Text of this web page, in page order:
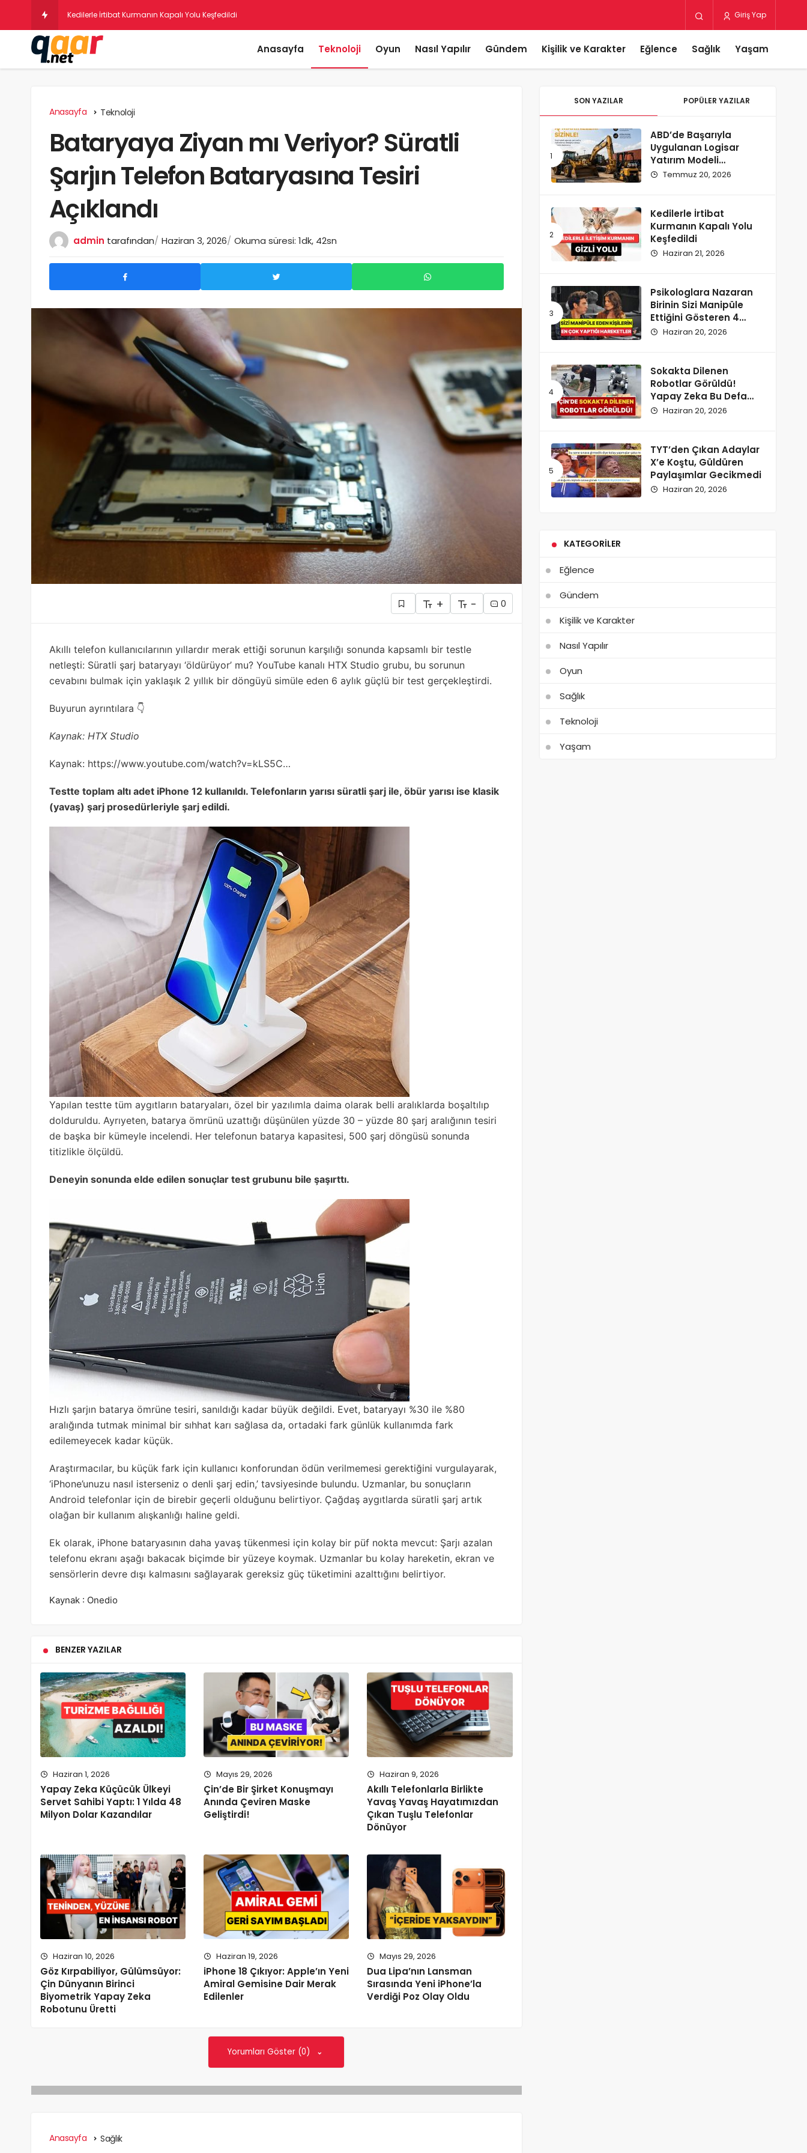
Psikologlara Naza Giriş Yap
Anasayfa Teknoloji Oyun Nasıl Yapılır Gündem Kişilik ve Karakter Eğlence Sağlık Yaşam
Anasayfa Teknoloji
Bataryaya Ziyan mı Veriyor? Süratli
Şarjın Telefon Bataryasına Tesiri
Açıklandı
admin tarafından Haziran 3, 2026 Okuma süresi: 1dk, 42sn
+ - 0
Akıllı telefon kullanıcılarının yıllardır merak ettiği sorunun karşılığı sonunda kapsamlı bir testle
netleşti: Süratli şarj bataryayı ‘öldürüyor’ mu? YouTube kanalı HTX Studio grubu, bu sorunun
cevabını bulmak için yaklaşık 2 yıllık bir döngüyü simüle eden 6 aylık güçlü bir test gerçekleştirdi.
Buyurun ayrıntılara 👇
Kaynak: HTX Studio
Kaynak: https://www.youtube.com/watch?v=kLS5C…
Testte toplam altı adet iPhone 12 kullanıldı. Telefonların yarısı süratli şarj ile, öbür yarısı ise klasik
(yavaş) şarj prosedürleriyle şarj edildi.
Yapılan testte tüm aygıtların bataryaları, özel bir yazılımla daima olarak belli aralıklarda boşaltılıp
dolduruldu. Ayrıyeten, batarya ömrünü uzattığı düşünülen yüzde 30 – yüzde 80 şarj aralığının tesiri
de başka bir kümeyle incelendi. Her telefonun batarya kapasitesi, 500 şarj döngüsü sonunda
titizlikle ölçüldü.
Deneyin sonunda elde edilen sonuçlar test grubunu bile şaşırttı.
Hızlı şarjın batarya ömrüne tesiri, sanıldığı kadar büyük değildi. Evet, bataryayı %30 ile %80
aralığında tutmak minimal bir sıhhat karı sağlasa da, ortadaki fark günlük kullanımda fark
edilemeyecek kadar küçük.
Araştırmacılar, bu küçük fark için kullanıcı konforundan ödün verilmemesi gerektiğini vurgulayarak,
‘iPhone’unuzu nasıl isterseniz o denli şarj edin,’ tavsiyesinde bulundu. Uzmanlar, bu sonuçların
Android telefonlar için de birebir geçerli olduğunu belirtiyor. Çağdaş aygıtlarda süratli şarj artık
olağan bir kullanım alışkanlığı haline geldi.
Ek olarak, iPhone bataryasının daha yavaş tükenmesi için kolay bir püf nokta mevcut: Şarjı azalan
telefonu ekranı aşağı bakacak biçimde bir yüzeye koymak. Uzmanlar bu kolay hareketin, ekran ve
sensörlerin devre dışı kalmasını sağlayarak gereksiz güç tüketimini azalttığını belirtiyor.
Kaynak : Onedio
BENZER YAZILAR
Haziran 1, 2026
Yapay Zeka Küçücük Ülkeyi
Servet Sahibi Yaptı: 1 Yılda 48
Milyon Dolar Kazandılar
Mayıs 29, 2026
Çin’de Bir Şirket Konuşmayı
Anında Çeviren Maske
Geliştirdi!
Haziran 9, 2026
Akıllı Telefonlarla Birlikte
Yavaş Yavaş Hayatımızdan
Çıkan Tuşlu Telefonlar
Dönüyor
Haziran 10, 2026
Göz Kırpabiliyor, Gülümsüyor:
Çin Dünyanın Birinci
Biyometrik Yapay Zeka
Robotunu Üretti
Haziran 19, 2026
iPhone 18 Çıkıyor: Apple’ın Yeni
Amiral Gemisine Dair Merak
Edilenler
Mayıs 29, 2026
Dua Lipa’nın Lansman
Sırasında Yeni iPhone’la
Verdiği Poz Olay Oldu
Yorumları Göster (0)
Anasayfa Sağlık
SON YAZILAR POPÜLER YAZILAR
ABD’de Başarıyla
Uygulanan Logisar
Yatırım Modeli
Türkiye’ye Geliyor
Temmuz 20, 2026
Kedilerle İrtibat
Kurmanın Kapalı Yolu
Keşfedildi
Haziran 21, 2026
Psikologlara Nazaran
Birinin Sizi Manipüle
Ettiğini Gösteren 4
Zımnî İşaret
Haziran 20, 2026
Sokakta Dilenen
Robotlar Görüldü!
Yapay Zeka Bu Defa
Kaldırıma İndi
Haziran 20, 2026
TYT’den Çıkan Adaylar
X’e Koştu, Güldüren
Paylaşımlar Gecikmedi
Haziran 20, 2026
KATEGORILER
Eğlence
Gündem
Kişilik ve Karakter
Nasıl Yapılır
Oyun
Sağlık
Teknoloji
Yaşam